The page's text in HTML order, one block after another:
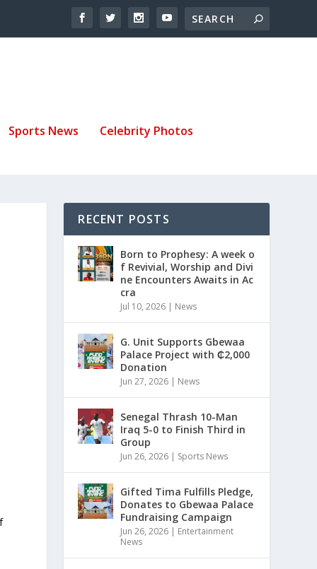
Sports News Celebrity Photos
RECENT POSTS
Born to Prophesy: A week o
f Revivial, Worship and Divi
ne Encounters Awaits in Ac
cra
Jul 10, 2026 | News
G. Unit Supports Gbewaa
Palace Project with ₵2,000
Donation
Jun 27, 2026 | News
Senegal Thrash 10-Man
Iraq 5-0 to Finish Third in
Group
Jun 26, 2026 | Sports News
Gifted Tima Fulfills Pledge,
Donates to Gbewaa Palace
Fundraising Campaign
Jun 26, 2026 | Entertainment
News